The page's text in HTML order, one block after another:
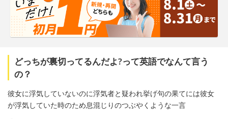
どっちが裏切ってるんだよ?って英語でなんて言う
の？
彼女に浮気していないのに浮気者と疑われ挙げ句の果てには彼女
が浮気していた時のため息混じりのつぶやくような一言